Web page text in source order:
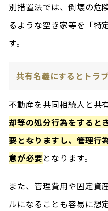
別措置法では、倒壊の危
るような空き家等を「特
す。
共有名義にするとトラ
不動産を共同相続人と共
却等の処分行為をすると
要となりますし、管理行
意が必要となります。
また、管理費用や固定資
ルになることも容易に想